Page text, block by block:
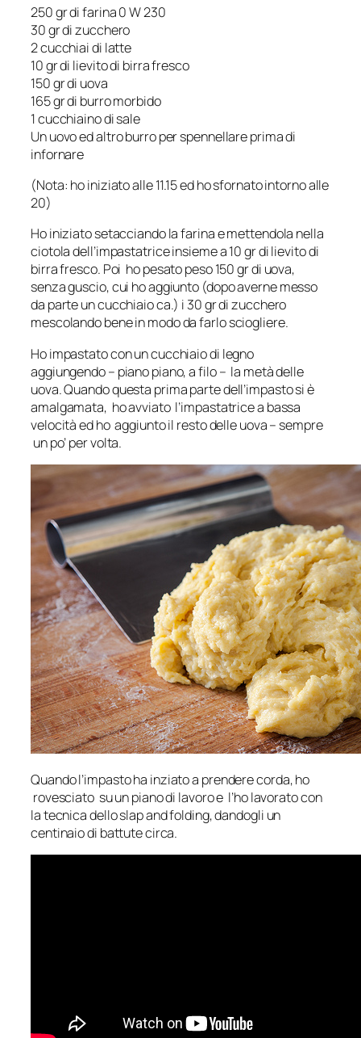
250 gr di farina 0 W 230
30 gr di zucchero
2 cucchiai di latte
10 gr di lievito di birra fresco
150 gr di uova
165 gr di burro morbido
1 cucchiaino di sale
Un uovo ed altro burro per spennellare prima di
infornare
(Nota: ho iniziato alle 11.15 ed ho sfornato intorno alle
20)
Ho iniziato setacciando la farina e mettendola nella
ciotola dell’impastatrice insieme a 10 gr di lievito di
birra fresco. Poi ho pesato peso 150 gr di uova,
senza guscio, cui ho aggiunto (dopo averne messo
da parte un cucchiaio ca.) i 30 gr di zucchero
mescolando bene in modo da farlo sciogliere.
Ho impastato con un cucchiaio di legno
aggiungendo – piano piano, a filo – la metà delle
uova. Quando questa prima parte dell’impasto si è
amalgamata, ho avviato l’impastatrice a bassa
velocità ed ho aggiunto il resto delle uova – sempre
un po’ per volta.
Quando l’impasto ha inziato a prendere corda, ho
rovesciato su un piano di lavoro e l’ho lavorato con
la tecnica dello slap and folding, dandogli un
centinaio di battute circa.